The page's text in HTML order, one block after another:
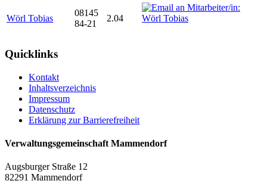
Wörl Tobias
08145
84-21
2.04
Quicklinks
Kontakt
Inhaltsverzeichnis
Impressum
Datenschutz
Erklärung zur Barrierefreiheit
Verwaltungsgemeinschaft Mammendorf
Augsburger Straße 12
82291 Mammendorf